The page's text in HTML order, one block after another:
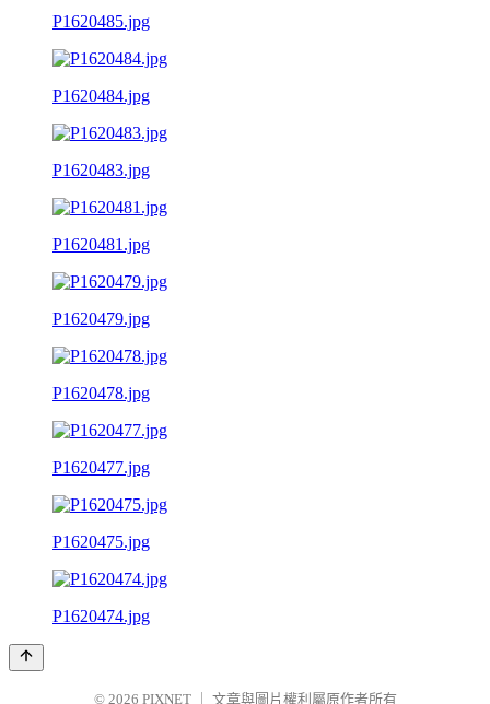
P1620485.jpg
P1620484.jpg
P1620483.jpg
P1620481.jpg
P1620479.jpg
P1620478.jpg
P1620477.jpg
P1620475.jpg
P1620474.jpg
© 2026 PIXNET 文章與圖片權利屬原作者所有